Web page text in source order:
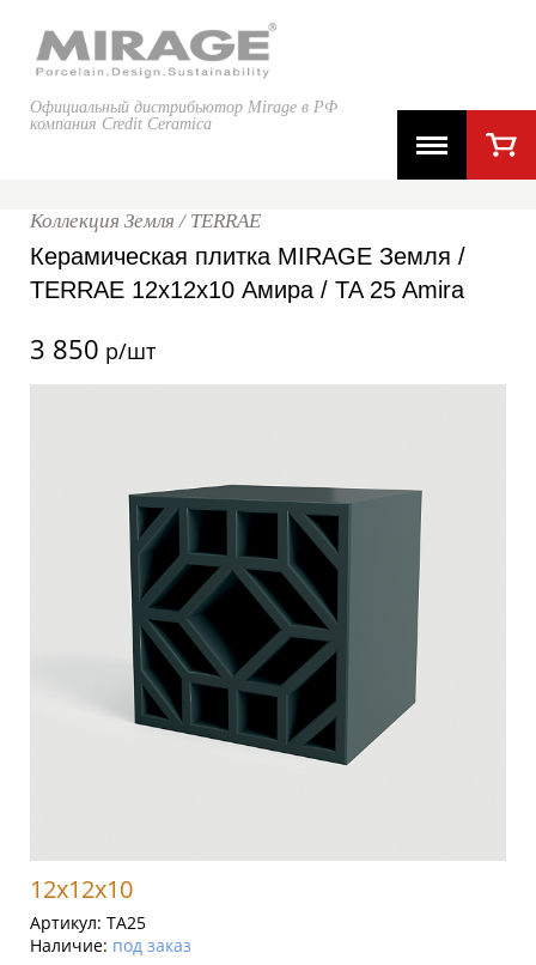
Официальный дистрибьютор Mirage в РФ
компания Credit Ceramica
Коллекция Земля / TERRAE
Керамическая плитка MIRAGE Земля /
TERRAE 12x12x10 Амира / TA 25 Amira
3 850 р/шт
12x12x10
Артикул: TA25
Наличие: под заказ